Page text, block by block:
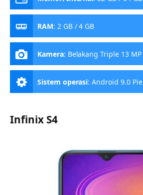
RAM: 2 GB / 4 GB
Kamera: Belakang Triple 13 MP
Depan 8 MP
Sistem operasi:Android 9.0 Pie
Infinix S4